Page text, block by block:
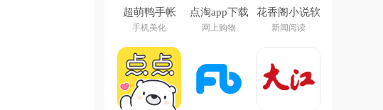
超萌鸭手帐
app
手机美化
点淘app下载
官方下载
网上购物
花香阁小说软
件免费阅读下
载
新闻阅读